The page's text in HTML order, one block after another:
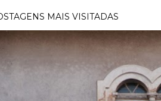
MAIS VISITADAS